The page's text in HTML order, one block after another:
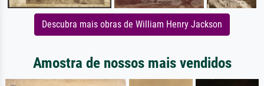
Descubra mais obras de William Henry Jackson
Amostra de nossos mais vendidos